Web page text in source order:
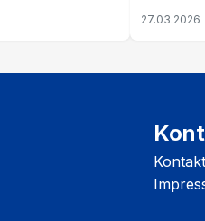
koji je
27.03.2026
Kontakt